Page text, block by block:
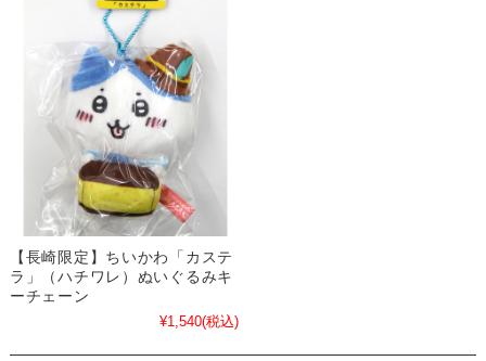
【長崎限定】ちいかわ「カステ
ラ」（ハチワレ）ぬいぐるみキ
ーチェーン
¥1,540(税込)